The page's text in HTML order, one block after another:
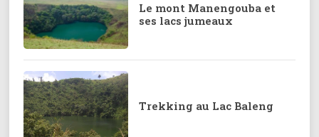
Le mont Manengouba et
ses lacs jumeaux
Trekking au Lac Baleng